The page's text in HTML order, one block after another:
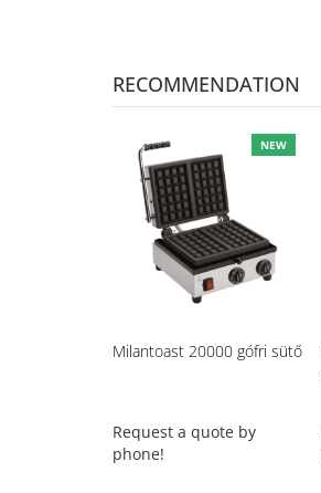
RECOMMENDATION
NEW
Milantoast 20000 gófri sütő
Request a quote by
phone!